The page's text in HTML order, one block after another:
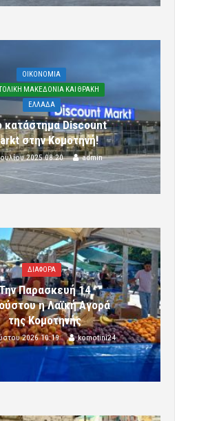
OIKONOMIA
ΜΑΚΕΔΟΝΙΑ ΚΑΙ ΘΡΑΚΗ
ΕΛΛΑΔΑ
κατάστημα Discount
στην Κομοτηνή!
2025 08:20 admin
ΔΙΑΦΟΡΑ
Παρασκευή 14
η Λαϊκή Αγορά
της Κομοτηνής
2026 10:19 komotini24